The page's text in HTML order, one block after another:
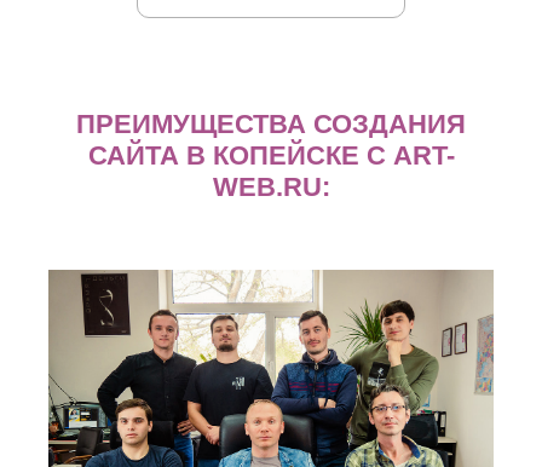
ПРЕИМУЩЕСТВА СОЗДАНИЯ
САЙТА В КОПЕЙСКЕ С ART-
WEB.RU: